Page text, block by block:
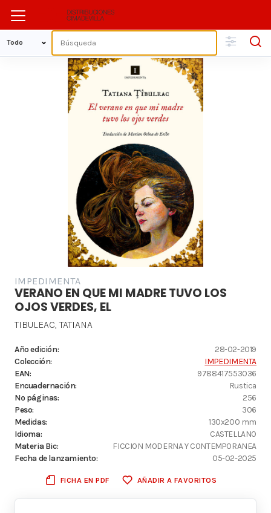
IMPEDIMENTA
VERANO EN QUE MI MADRE TUVO LOS
OJOS VERDES, EL
TIBULEAC, TATIANA
Año edición:
28-02-2019
Colección:
IMPEDIMENTA
EAN:
9788417553036
Encuadernación:
Rustica
Nº páginas:
256
Peso:
306
Medidas:
130x200 mm
Idioma:
CASTELLANO
Materia Bic:
FICCION MODERNA Y CONTEMPORANEA
Fecha de lanzamiento:
05-02-2025
FICHA EN PDF AÑADIR A FAVORITOS